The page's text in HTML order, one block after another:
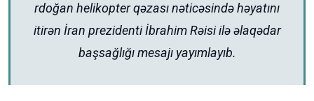
Әrdoğan helikopter qәzası nәticәsindә hәyatını
itirәn İran prezidenti İbrahim Rәisi ilә әlaqәdar
başsağlığı mesajı yayımlayıb.